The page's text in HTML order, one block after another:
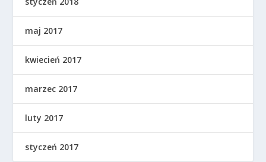
maj 2017
kwiecień 2017
marzec 2017
luty 2017
styczeń 2017